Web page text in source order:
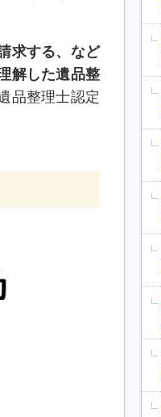
求する、など
解した遺品整
品整理士認定